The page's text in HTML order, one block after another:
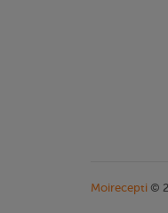
Moirecepti ©